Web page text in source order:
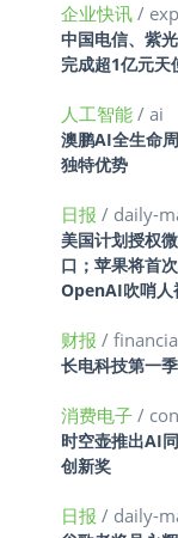
企业快讯 /
中国电信、紫
完成超1亿元天
人工智能 / ai
澳鹏AI全生命
独特优势
日报 / daily-
美国计划授权
口；苹果将首
OpenAI吹哨人
财报 /
长电科技第一
消费电子 /
时空壶推出AI
创新奖
日报 / daily-